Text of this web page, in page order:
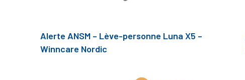
Alerte ANSM – Lève-personne Luna X5 –
Winncare Nordic